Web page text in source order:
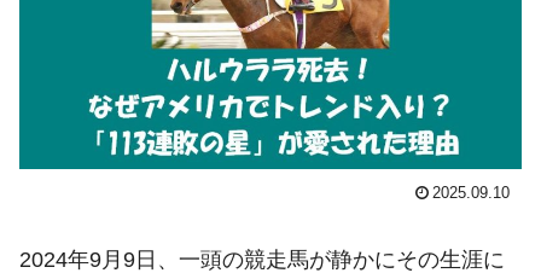
2025.09.10
2024年9月9日、一頭の競走馬が静かにその生涯に